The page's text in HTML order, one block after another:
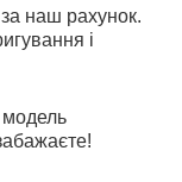
наш рахунок.
і